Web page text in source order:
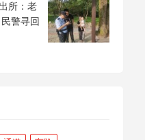
所：老
警寻回